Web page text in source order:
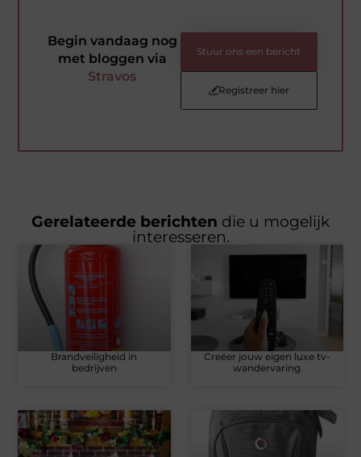
Begin vandaag nog
met bloggen via
Stravos
Stuur ons een bericht
Registreer hier
Gerelateerde berichten die u mogelijk
interesseren.
Brandveiligheid in
bedrijven
Creëer jouw eigen luxe tv-
wandervaring